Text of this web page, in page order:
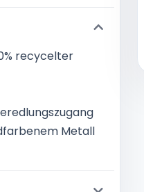
recycelter
Metall